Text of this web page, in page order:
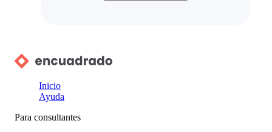
Inicio
Ayuda
Para consultantes